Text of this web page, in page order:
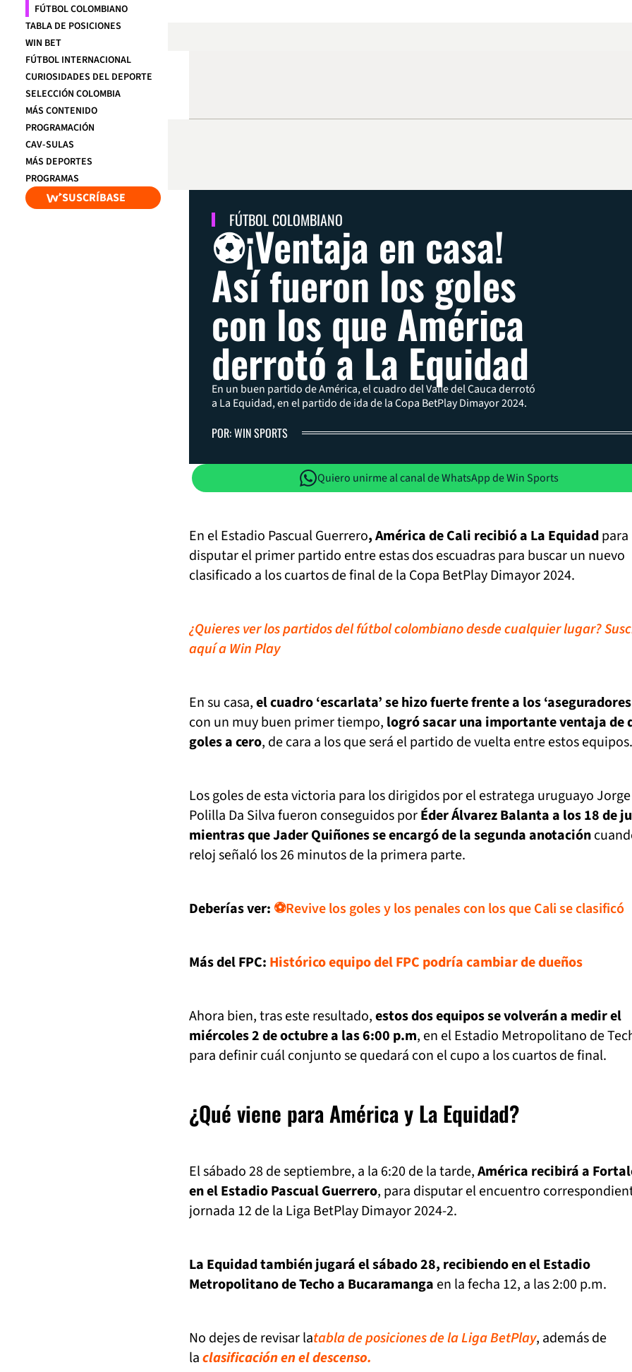
FÚTBOL COLOMBIANO
TABLA DE POSICIONES
WIN BET
FÚTBOL INTERNACIONAL
CURIOSIDADES DEL DEPORTE
SELECCIÓN COLOMBIA
MÁS CONTENIDO
PROGRAMACIÓN
CAV-SULAS
MÁS DEPORTES
PROGRAMAS
SUSCRÍBASE
FÚTBOL COLOMBIANO
⚽¡Ventaja en casa!
Así fueron los goles
con los que América
derrotó a La Equidad
En un buen partido de América, el cuadro del Valle del Cauca derrotó
a La Equidad, en el partido de ida de la Copa BetPlay Dimayor 2024.
POR: WIN SPORTS
Quiero unirme al canal de WhatsApp de Win Sports
En el Estadio Pascual Guerrero, América de Cali recibió a La Equidadpara
disputar el primer partido entre estas dos escuadras para buscar un nuevo
clasificado a los cuartos de final de la Copa BetPlay Dimayor 2024.
¿Quieres ver los partidos del fútbol colombiano desde cualquier lugar?
aquí a Win Play
En su casa,el cuadro ‘escarlata’ se hizo fuerte frente a los
con un muy buen primer tiempo, logró sacar una importante ventaja de
goles a cero, de cara a los que será el partido de vuelta entre estos
Los goles de esta victoria para los dirigidos por el estratega uruguayo Jorge
Polilla Da Silva fueron conseguidos porÉder Álvarez Balanta a los 18 de
mientras que Jader Quiñones se encargó de la segunda anotación
reloj señaló los 26 minutos de la primera parte.
Deberías ver: ⚽Revive los goles y los penales con los que Cali se clasificó
Más del FPC: Histórico equipo del FPC podría cambiar de dueños
Ahora bien, tras este resultado,estos dos equipos se volverán a medir el
miércoles 2 de octubre a las 6:00 p.m, en el Estadio Metropolitano de
para definir cuál conjunto se quedará con el cupo a los cuartos de final.
¿Qué viene para América y La Equidad?
El sábado 28 de septiembre, a la 6:20 de la tarde,América recibirá a
en el Estadio Pascual Guerrero, para disputar el encuentro
jornada 12 de la Liga BetPlay Dimayor 2024-2.
La Equidad también jugará el sábado 28, recibiendo en el Estadio
Metropolitano de Techo a Bucaramanga en la fecha 12, a las 2:00 p.m.
No dejes de revisar latabla de posiciones de la Liga BetPlay, además de
laclasificación en el descenso.